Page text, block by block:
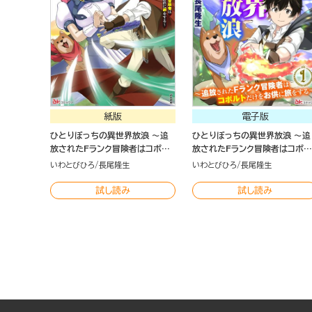
紙版
ひとりぼっちの異世界放浪 ～追
放されたFランク冒険者はコボル
トだけをお供に旅をする～（1）
いわとびひろ 長尾隆生
試し読み
電子版
ひとりぼっちの異世界放浪 ～追
放されたFランク冒険者はコボル
トだけをお供に旅をする～ コミ
いわとびひろ 長尾隆生
試し読み